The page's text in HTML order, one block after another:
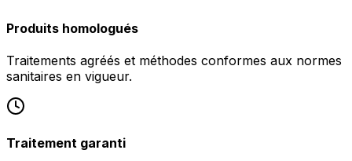
Produits homologués
Traitements agréés et méthodes conformes aux normes
sanitaires en vigueur.
Traitement garanti